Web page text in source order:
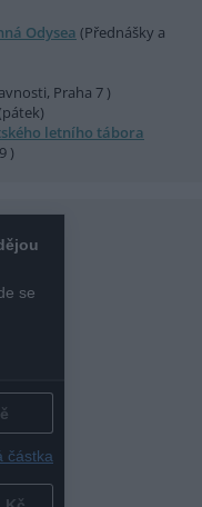
Odysea (Přednášky a
Praha 7 )
letního tábora
)